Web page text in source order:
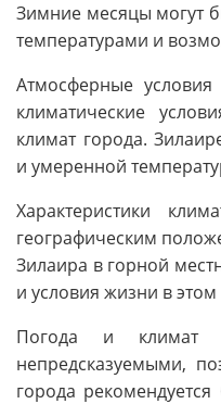
Зимние месяцы могут
температурами и
Атмосферные
климатические
климат города.
и умеренной
Характеристики
географическим
Зилаира в горной
и условия жизни в этом
Погода и климат
непредсказуемыми,
города